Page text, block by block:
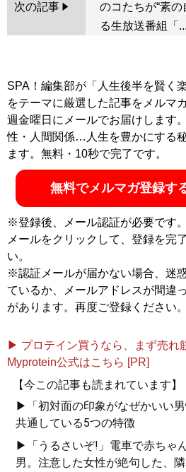
次の記事
のコたちが“素の
る生放送番組「...
SPA！編集部が「人生後半を賢く
をテーマに厳選した記事をメルマ
週金曜日にメールでお届けします
性・人間関係…人生を豊かにする
ます。無料・10秒で完了です。
無料でメルマガ登録
※登録後、メール認証が必要です
メールをクリックして、登録を完
い。
※認証メールが届かない場合、迷
ているか、メールアドレスが間違
があります。再度ご登録ください。
▶ プロテイン買うなら、まず売れ
Myprotein公式はこちら [PR]
【今この記事も読まれています】
▶「初対面の印象がなぜかいい
共通している5つの特徴
▶「うるさいぞ!」電車で赤ちゃ
男。注意した女性が絶句した、